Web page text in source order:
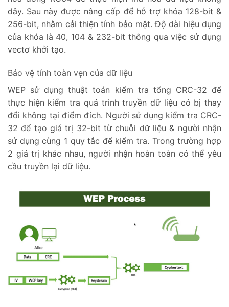
dây. Sau này được nâng cấp để hỗ trợ khóa 128-bit &
256-bit, nhằm cải thiện tính bảo mật. Độ dài hiệu dụng
của khóa là 40, 104 & 232-bit thông qua việc sử dụng
vectơ khởi tạo.
Bảo vệ tính toàn vẹn của dữ liệu
WEP sử dụng thuật toán kiểm tra tổng CRC-32 để
thực hiện kiểm tra quá trình truyền dữ liệu có bị thay
đổi không tại điểm đích. Người sử dụng kiểm tra CRC-
32 để tạo giá trị 32-bit từ chuỗi dữ liệu & người nhận
sử dụng cùng 1 quy tắc để kiểm tra. Trong trường hợp
2 giá trị khác nhau, người nhận hoàn toàn có thể yêu
cầu truyền lại dữ liệu.